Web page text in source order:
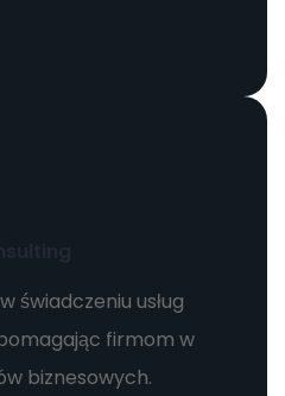
świadczeniu usług
firmom w
biznesowych.